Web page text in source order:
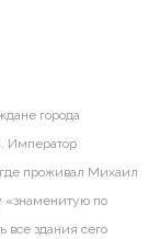
города
Император
проживал Михаил
«знаменитую по
здания сего